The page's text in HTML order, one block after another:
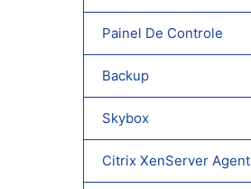
Painel De Controle
Backup
Skybox
Citrix XenServer Agent